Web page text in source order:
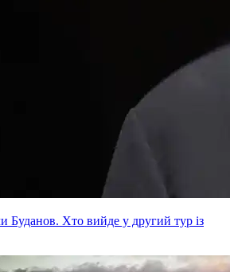
Буданов. Хто вийде у другий тур із